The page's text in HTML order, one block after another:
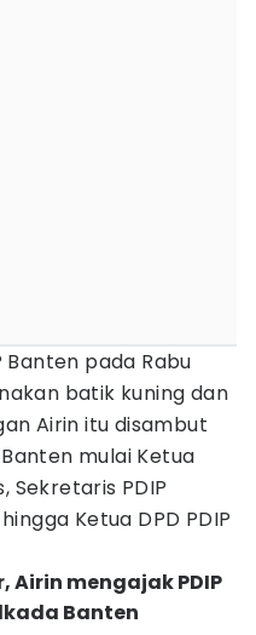
Banten pada Rabu
batik kuning dan
Airin itu disambut
mulai Ketua
Sekretaris PDIP
Ketua DPD PDIP
Airin mengajak PDIP
Banten